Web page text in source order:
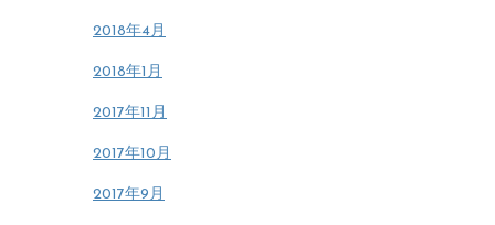
2018年4月
2018年1月
2017年11月
2017年10月
2017年9月